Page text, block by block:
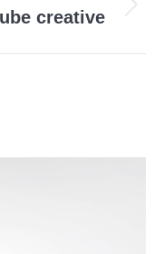
creative